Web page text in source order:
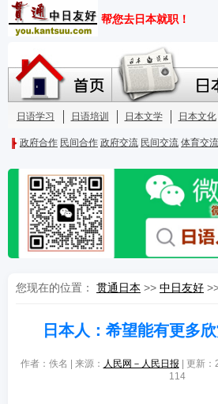
您现在的位置： 贯通日本 >> 中日友好
日本人：希望能有更多
作者：佚名 | 来源： 人民网－人民日报 | 更新
114